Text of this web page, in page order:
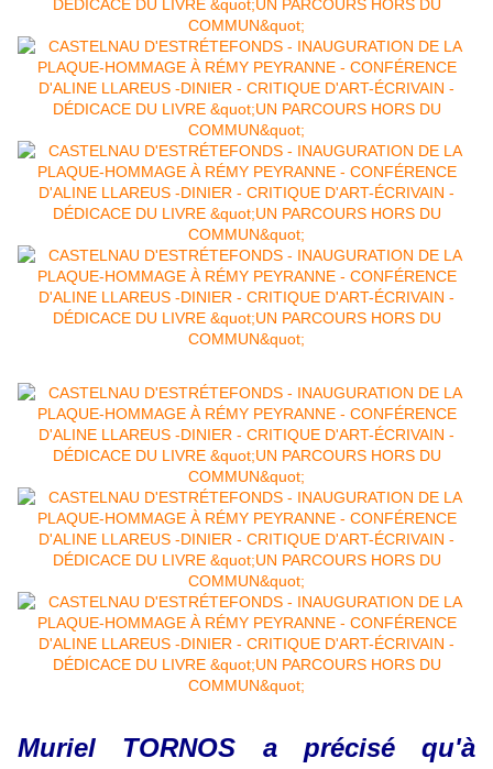
Muriel TORNOS a précisé qu'à